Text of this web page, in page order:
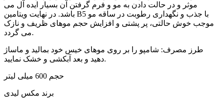
موثر و در حالت دادن به مو و فرم گرفتن آن بسیار ایده آل می
باشد. در نهایت ویتامین B5 با جذب و نگهداری رطوبت در ساقه مو
موجب خوش حالتی، پر پشتی و افزایش حجم موهای ظریف و نازک
می گردد.
طرز مصرف: شامپو را بر روی موهای خیس خود بمالید و ماساژ
دهید و بعد آبکشی و خشک نمایید.
حجم 600 میلی لیتر
برند مکس لیدی